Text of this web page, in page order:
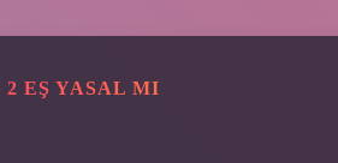
2 EŞ YASAL MI